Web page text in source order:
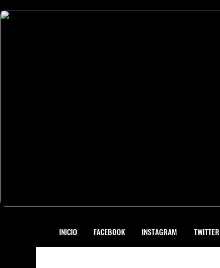
INICIO FACEBOOK INSTAGRAM TWITTER